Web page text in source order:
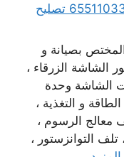
مهندس كمبيوتر العارضية الصناعية 65511033 تصليح
بصيانة و
الشاشة الزرقاء ،
الشاشة وحدة
و التغذية ،
معالج الرسوم ،
التوانزستور ،